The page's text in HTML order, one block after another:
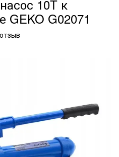
10T к
GEKO G02071